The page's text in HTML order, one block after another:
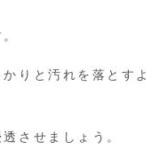
りと汚れを落とすよ
させましょう。